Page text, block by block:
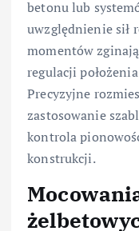
betonu lub
uwzględnienie sił
momentów
regulacji
Precyzyjne
zastosowanie
kontrola
konstrukcji.